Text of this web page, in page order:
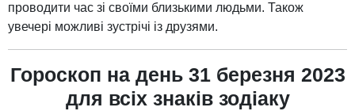
проводити час зі своїми близькими людьми. Також
увечері можливі зустрічі із друзями.
Гороскоп на день 31 березня 2023
для всіх знаків зодіаку